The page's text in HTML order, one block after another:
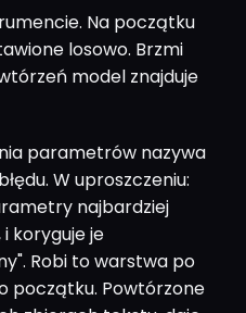
Na początku
losowo. Brzmi
model znajduje
parametrów nazywa
W uproszczeniu:
najbardziej
i koryguje je
Robi to warstwa po
początku. Powtórzone